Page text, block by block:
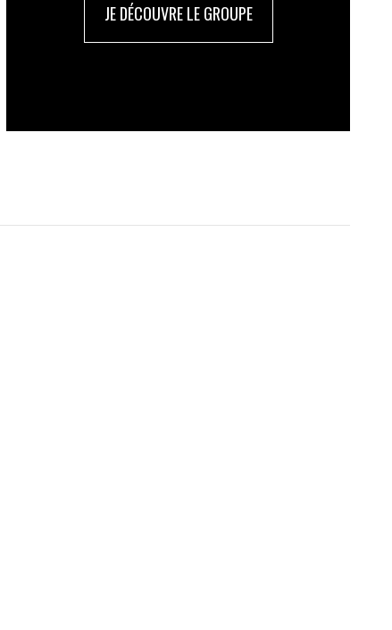
JE DÉCOUVRE LE GROUPE